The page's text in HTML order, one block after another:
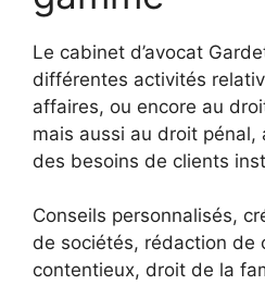
Le cabinet d’avocat
différentes activités
affaires, ou encore au
mais aussi au droit pénal,
des besoins de clients
Conseils personnalisés,
de sociétés, rédaction de
contentieux, droit de la